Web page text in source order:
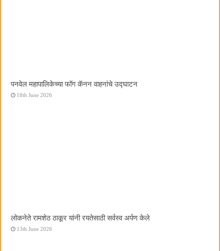
पनवेल महापालिकेच्या फॉग कॅनन वाहनांचे उद्घाटन
18th June 2026
लोकनेते रामशेठ ठाकूर यांनी रयतेसाठी सर्वस्व अर्पण केले
13th June 2026